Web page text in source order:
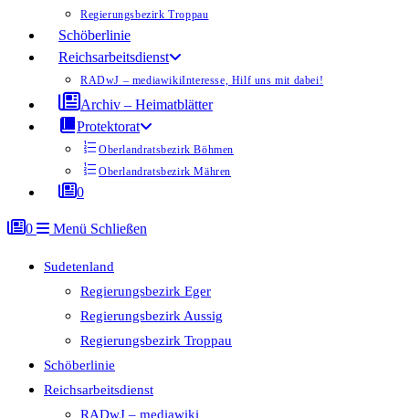
Regierungsbezirk Troppau
Schöberlinie
Reichsarbeitsdienst
RADwJ – mediawikiInteresse, Hilf uns mit dabei!
Archiv – Heimatblätter
Protektorat
Oberlandratsbezirk Böhmen
Oberlandratsbezirk Mähren
0
0 Menü Schließen
Sudetenland
Regierungsbezirk Eger
Regierungsbezirk Aussig
Regierungsbezirk Troppau
Schöberlinie
Reichsarbeitsdienst
RADwJ – mediawiki